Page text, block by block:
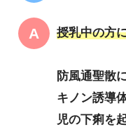
授乳中の方
防風通聖散
キノン誘導
児の下痢を